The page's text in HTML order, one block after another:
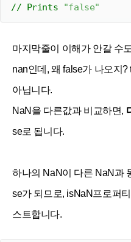
// Prints
"false"
마지막줄이 이해가 안갈 수
nan인데, 왜 false가 나오지?
아닙니다.
NaN을 다른값과 비교하면,
se로 됩니다.
하나의 NaN이 다른 NaN과
se가 되므로, isNaN프로퍼
스트합니다.